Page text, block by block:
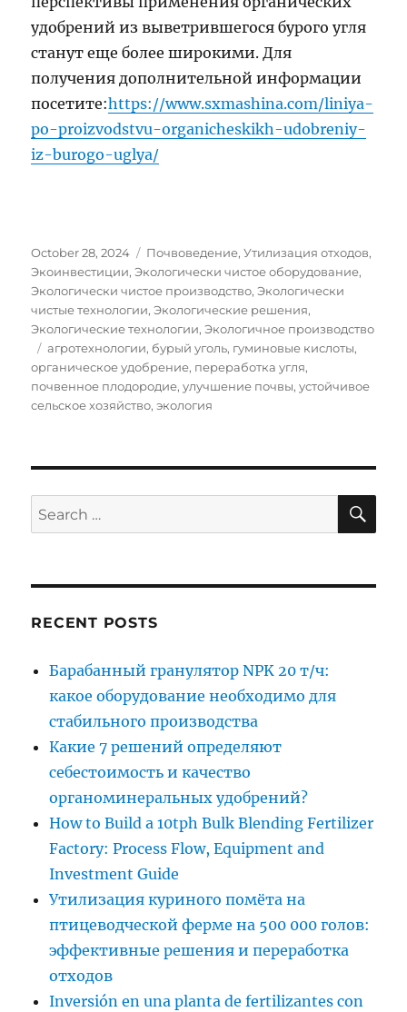
удобрений из выветрившегося бурого угля
станут еще более широкими. Для
получения дополнительной информации
посетите:https://www.sxmashina.com/liniya-
po-proizvodstvu-organicheskikh-udobreniy-
iz-burogo-uglya/
Posted
on
October 28, 2024 Categories
Почвоведение,Утилизация отходов,
Экоинвестиции,Экологически чистое оборудование,
Экологически чистое производство,Экологически
чистые технологии,Экологические решения,
Экологические технологии,Экологичное производство
Tags
агротехнологии, бурый уголь, гуминовые кислоты,
органическое удобрение, переработка угля,
почвенное плодородие,улучшение почвы,устойчивое
сельское хозяйство,экология
Search
for:
RECENT POSTS
Барабанный гранулятор NPK 20 т/ч:
какое оборудование необходимо для
стабильного производства
Какие 7 решений определяют
себестоимость и качество
органоминеральных удобрений?
How to Build a 10tph Bulk Blending Fertilizer
Factory: Process Flow, Equipment and
Investment Guide
Утилизация куриного помёта на
птицеводческой ферме на 500 000 голов:
эффективные решения и переработка
отходов
Inversión en una planta de fertilizantes con